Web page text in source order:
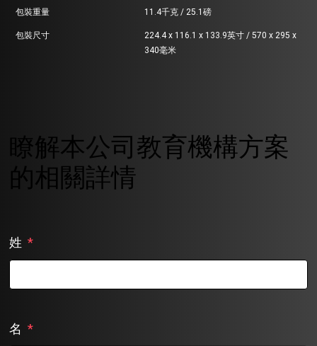
包裝重量 11.4千克 / 25.1磅
包裝尺寸
224.4 x 116.1 x 133.9英寸 / 570 x 295 x
340毫米
瞭解本公司教育機構方案
的相關詳情
姓 *
名 *